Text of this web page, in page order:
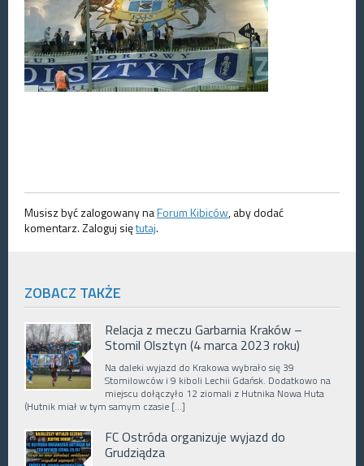
Musisz być zalogowany naForum Kibiców, aby dodać
komentarz. Zaloguj siętutaj.
ZOBACZ TAKŻE
Relacja z meczu Garbarnia Kraków –
Stomil Olsztyn (4 marca 2023 roku)
Na daleki wyjazd do Krakowa wybrało się 39
Stomilowców i 9 kiboli Lechii Gdańsk. Dodatkowo na
miejscu dołączyło 12 ziomali z Hutnika Nowa Huta
(Hutnik miał w tym samym czasie […]
FC Ostróda organizuje wyjazd do
Grudziądza